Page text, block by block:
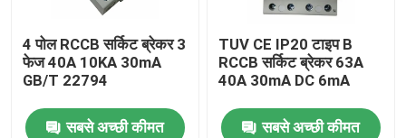
4 पोल RCCB सर्किट ब्रेकर 3
फेज 40A 10KA 30mA
GB/T 22794
सबसे अच्छी कीमत
TUV CE IP20 टाइप B
RCCB सर्किट ब्रेकर 63A
40A 30mA DC 6mA
सबसे अच्छी कीमत